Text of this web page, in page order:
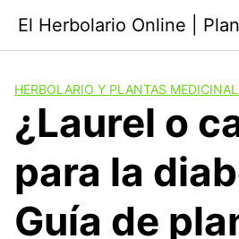
contenido
El Herbolario Online |
HERBOLARIO Y PLANTAS
¿Laurel o
para la
Guía de